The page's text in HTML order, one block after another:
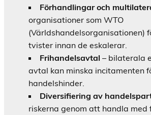
Förhandlingar och
organisationer som WTO
(Världshandelsorganisationen)
tvister innan de eskalerar.
Frihandelsavtal – bilaterala
avtal kan minska incitamenten
handelshinder.
Diversifiering av
riskerna genom att handla med